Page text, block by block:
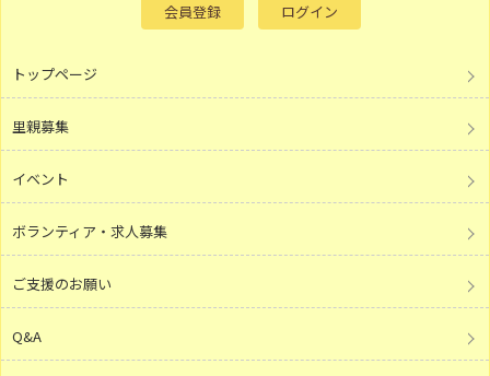
会員登録 ログイン
トップページ
里親募集
イベント
ボランティア・求人募集
ご支援のお願い
Q&A